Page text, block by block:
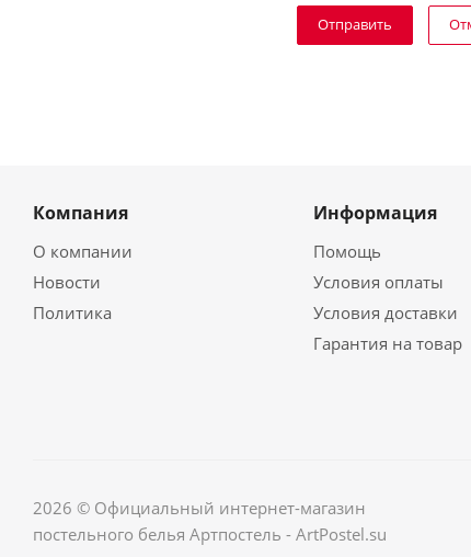
Компания
О компании
Новости
Политика
Информация
Помощь
Условия оплаты
Условия доставки
Гарантия на товар
2026 © Официальный интернет-магазин
постельного белья Артпостель - ArtPostel.su